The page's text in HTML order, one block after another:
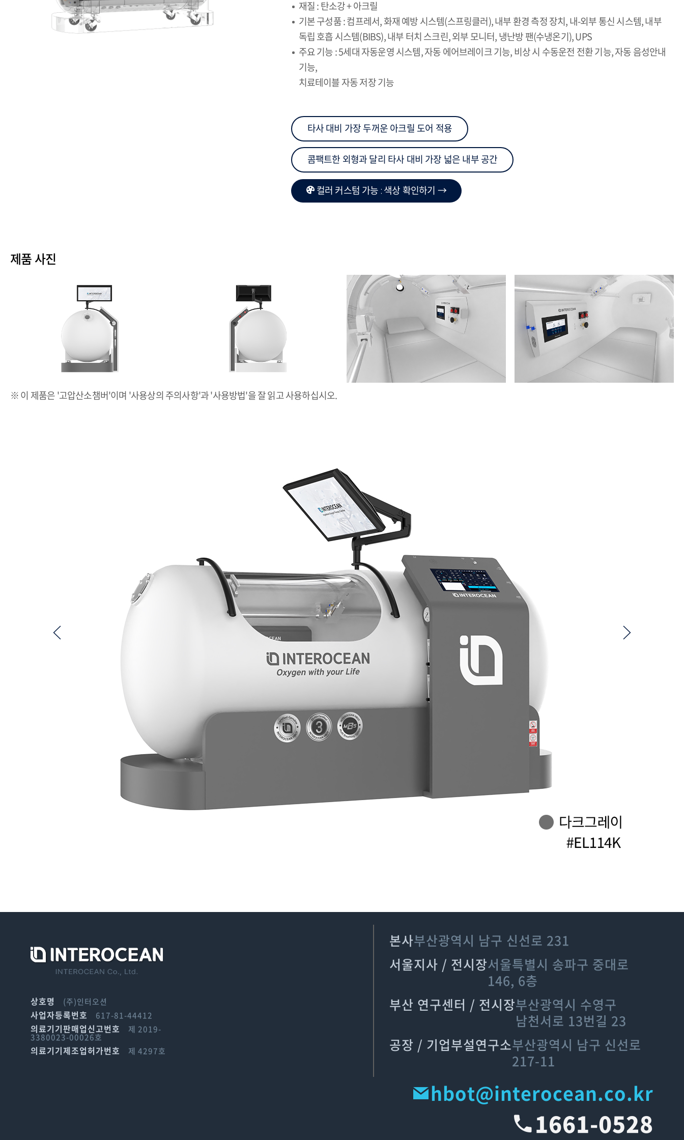
재질 : 탄소강 + 아크릴
기본 구성품 : 컴프레서, 화재 예방 시스템(스프링클러), 내부 환경 측정 장치, 내-외부 통신 시스템, 내부
독립 호흡 시스템(BIBS), 내부 터치 스크린, 외부 모니터, 냉난방 팬(수냉온기), UPS
주요 기능 : 5세대 자동운영 시스템, 자동 에어브레이크 기능, 비상 시 수동운전 전환 기능, 자동 음성안내
기능,
치료테이블 자동 저장 기능
타사 대비 가장 두꺼운 아크릴 도어 적용
콤팩트한 외형과 달리 타사 대비 가장 넓은 내부 공간
컬러 커스텀 가능 : 색상 확인하기 →
제품 사진
※ 이 제품은 '고압산소챔버'이며 '사용상의 주의사항'과 '사용방법'을 잘 읽고 사용하십시오.
상호명 (주)인터오션
사업자등록번호 617-81-44412
의료기기판매업신고번호 제 2019-
3380023-00026호
의료기기제조업허가번호 제 4297호
본사부산광역시 남구 신선로 231
서울지사 / 전시장서울특별시 송파구 중대로
146, 6층
부산 연구센터 / 전시장부산광역시 수영구
남천서로 13번길 23
공장 / 기업부설연구소부산광역시 남구 신선로
217-11
hbot@interocean.co.kr
1661-0528